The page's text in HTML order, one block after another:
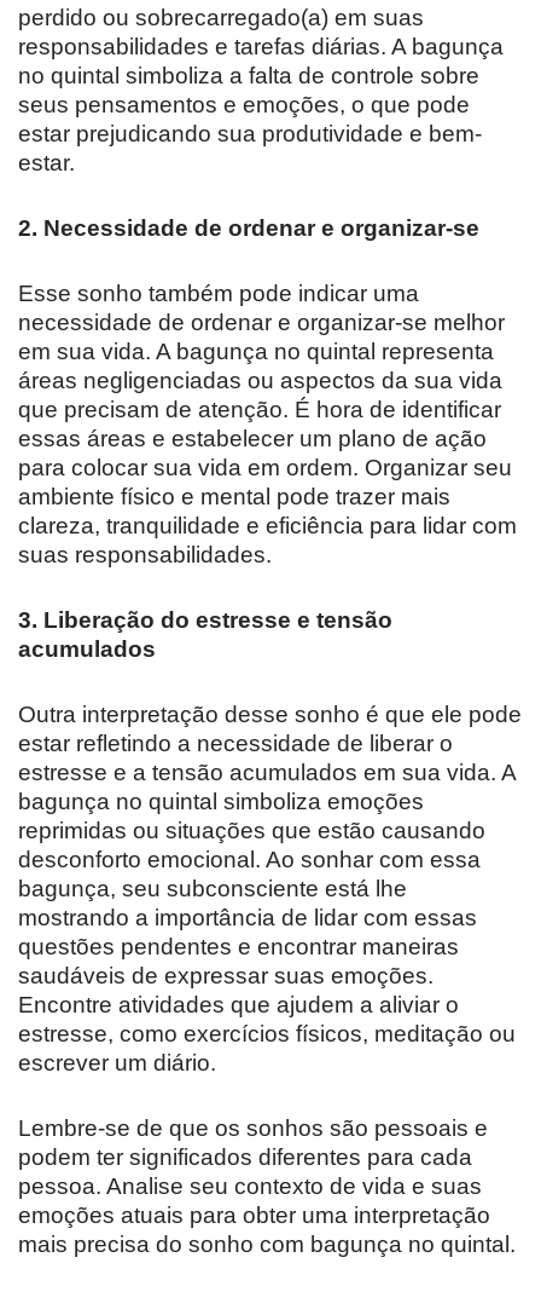
perdido ou sobrecarregado(a) em suas
responsabilidades e tarefas diárias. A bagunça
no quintal simboliza a falta de controle sobre
seus pensamentos e emoções, o que pode
estar prejudicando sua produtividade e bem-
estar.
2. Necessidade de ordenar e organizar-se
Esse sonho também pode indicar uma
necessidade de ordenar e organizar-se melhor
em sua vida. A bagunça no quintal representa
áreas negligenciadas ou aspectos da sua vida
que precisam de atenção. É hora de identificar
essas áreas e estabelecer um plano de ação
para colocar sua vida em ordem. Organizar seu
ambiente físico e mental pode trazer mais
clareza, tranquilidade e eficiência para lidar com
suas responsabilidades.
3. Liberação do estresse e tensão
acumulados
Outra interpretação desse sonho é que ele pode
estar refletindo a necessidade de liberar o
estresse e a tensão acumulados em sua vida. A
bagunça no quintal simboliza emoções
reprimidas ou situações que estão causando
desconforto emocional. Ao sonhar com essa
bagunça, seu subconsciente está lhe
mostrando a importância de lidar com essas
questões pendentes e encontrar maneiras
saudáveis de expressar suas emoções.
Encontre atividades que ajudem a aliviar o
estresse, como exercícios físicos, meditação ou
escrever um diário.
Lembre-se de que os sonhos são pessoais e
podem ter significados diferentes para cada
pessoa. Analise seu contexto de vida e suas
emoções atuais para obter uma interpretação
mais precisa do sonho com bagunça no quintal.